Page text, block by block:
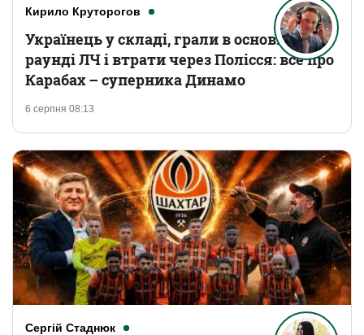
Кирило Круторогов
6 серпня 08:13
Українець у складі, грали в основному
раунді ЛЧ і втрати через Полісся: все про
Карабах – суперника Динамо
Сергій Стаднюк